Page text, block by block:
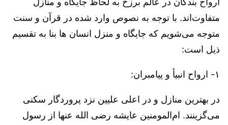
متفاوت‌اند. با توجه به نصوص وارد شده در قرآن و سنت
متوجه می‌شویم که جایگاه و منزل انسان ها بنا به تقسیم
ذیل است:
۱- ارواح انبیأ و پیامبران:
در بهترین منازل و در اعلی علیین نزد پروردگار سکنی
می‌گزینند. ام‌المومنین عایشه رضی الله عنها از رسول